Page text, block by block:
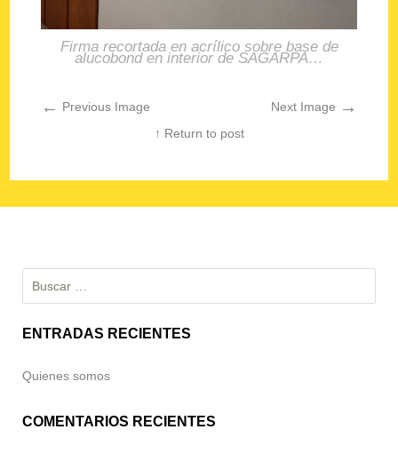
Firma recortada en acrílico sobre base de
alucobond en interior de SAGARPA…
← Previous Image Next Image →
↑ Return to post
Buscar:
ENTRADAS RECIENTES
Quienes somos
COMENTARIOS RECIENTES